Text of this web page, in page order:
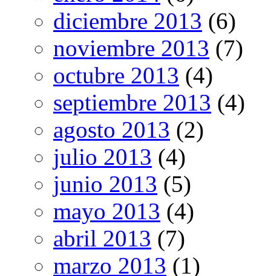
diciembre 2013 (6)
noviembre 2013 (7)
octubre 2013 (4)
septiembre 2013 (4)
agosto 2013 (2)
julio 2013 (4)
junio 2013 (5)
mayo 2013 (4)
abril 2013 (7)
marzo 2013 (1)